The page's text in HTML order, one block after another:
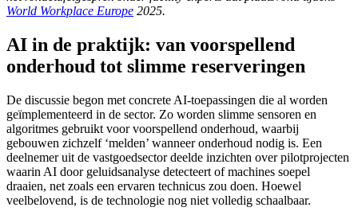
World Workplace Europe 2025.
AI in de praktijk: van voorspellend
onderhoud tot slimme reserveringen
De discussie begon met concrete AI-toepassingen die al worden
geïmplementeerd in de sector. Zo worden slimme sensoren en
algoritmes gebruikt voor voorspellend onderhoud, waarbij
gebouwen zichzelf ‘melden’ wanneer onderhoud nodig is. Een
deelnemer uit de vastgoedsector deelde inzichten over pilotprojecten
waarin AI door geluidsanalyse detecteert of machines soepel
draaien, net zoals een ervaren technicus zou doen. Hoewel
veelbelovend, is de technologie nog niet volledig schaalbaar.